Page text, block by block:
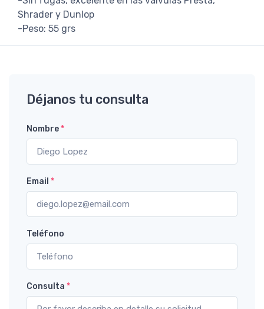
Shrader y Dunlop
-Peso: 55 grs
Déjanos tu consulta
Nombre*
Email *
Teléfono
Consulta *